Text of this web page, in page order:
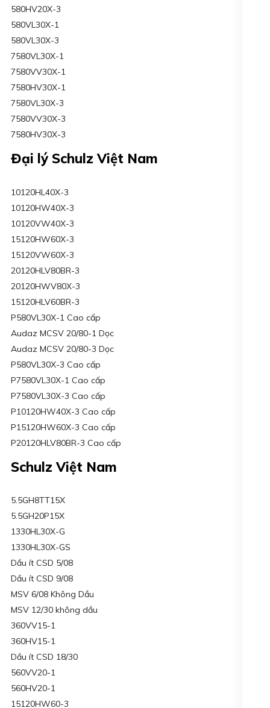
580HV20X-3
580VL30X-1
580VL30X-3
7580VL30X-1
7580VV30X-1
7580HV30X-1
7580VL30X-3
7580VV30X-3
7580HV30X-3
Đại lý Schulz Việt Nam
10120HL40X-3
10120HW40X-3
10120VW40X-3
15120HW60X-3
15120VW60X-3
20120HLV80BR-3
20120HWV80X-3
15120HLV60BR-3
P580VL30X-1 Cao cấp
Audaz MCSV 20/80-1 Dọc
Audaz MCSV 20/80-3 Dọc
P580VL30X-3 Cao cấp
P7580VL30X-1 Cao cấp
P7580VL30X-3 Cao cấp
P10120HW40X-3 Cao cấp
P15120HW60X-3 Cao cấp
P20120HLV80BR-3 Cao cấp
Schulz Việt Nam
5.5GH8TT15X
5.5GH20P15X
1330HL30X-G
1330HL30X-GS
Dầu ít CSD 5/08
Dầu ít CSD 9/08
MSV 6/08 Không Dầu
MSV 12/30 không dầu
360VV15-1
360HV15-1
Dầu ít CSD 18/30
560VV20-1
560HV20-1
15120HW60-3